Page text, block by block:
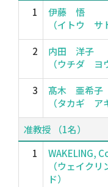
1
伊藤 悟
（イトウ サ
2
内田 洋子
（ウチダ ヨ
3
髙木 亜希子
（タカギ ア
准教授 （1名）
1
WAKELING,
（ウェイク
ド）